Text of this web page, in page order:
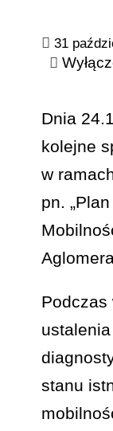
31
Dnia
kolejne
w
pn.
Podczas
stanu